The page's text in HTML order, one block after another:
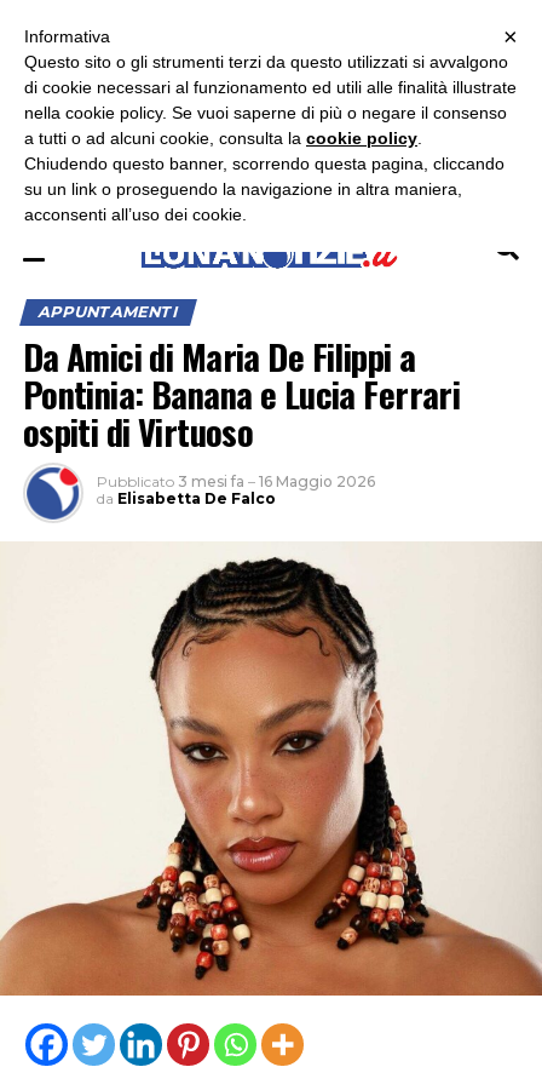
ASCOLTA RADIO LUNA
APPUNTAMENTI
Da Amici di Maria De Filippi a
Pontinia: Banana e Lucia Ferrari
ospiti di Virtuoso
Pubblicato 3 mesi fa – 16 Maggio 2026
da Elisabetta De Falco
×
×
Informativa
Questo sito o gli strumenti terzi da questo utilizzati si avvalgono
di cookie necessari al funzionamento ed utili alle finalità illustrate
nella cookie policy. Se vuoi saperne di più o negare il consenso
a tutti o ad alcuni cookie, consulta la cookie policy
Chiudendo questo banner, scorrendo questa pagina, cliccando
su un link o proseguendo la navigazione in altra maniera,
acconsenti all’uso dei cookie.